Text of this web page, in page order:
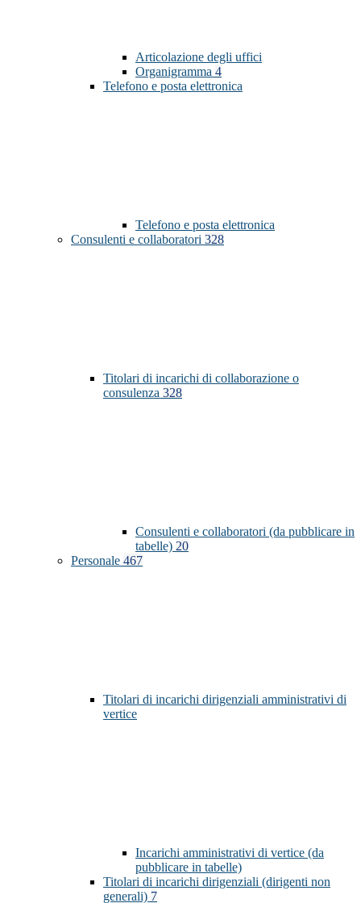
Articolazione degli uffici
Organigramma 4
Telefono e posta elettronica
Telefono e posta elettronica
Consulenti e collaboratori 328
Titolari di incarichi di collaborazione o
consulenza 328
Consulenti e collaboratori (da pubblicare in
tabelle) 20
Personale 467
Titolari di incarichi dirigenziali amministrativi di
vertice
Incarichi amministrativi di vertice (da
pubblicare in tabelle)
Titolari di incarichi dirigenziali (dirigenti non
generali) 7